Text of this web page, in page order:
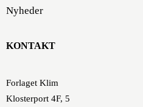
Nyheder
KONTAKT
Forlaget Klim
Klosterport 4F, 5